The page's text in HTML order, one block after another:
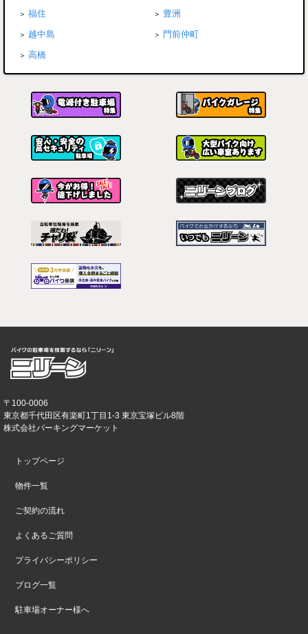
福住
豊洲
越中島
門前仲町
高橋
〒100-0006
東京都千代田区有楽町1丁目1-3 東京宝塚ビル8階
株式会社パーキングマーケット
トップページ
物件一覧
ご契約の流れ
よくあるご質問
プライバシーポリシー
ブログ一覧
駐車場オーナー様へ